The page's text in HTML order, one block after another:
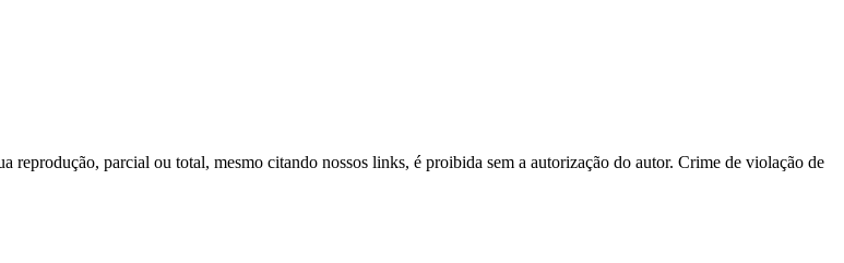
reprodução, parcial ou total, mesmo citando nossos links, é proibida sem a autorização do autor. Crime de violação de